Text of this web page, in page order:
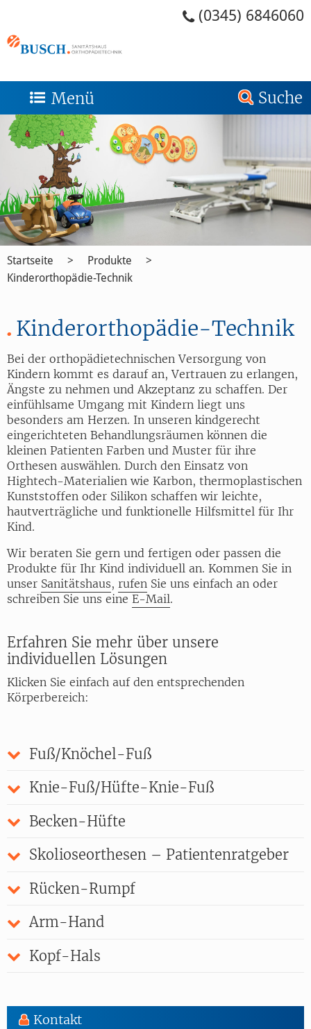
(0345) 6846060
Suche
Menü
Startseite
Produkte
Kinderorthopädie-Technik
Kinderorthopädie-Technik
Bei der orthopädietechnischen Versorgung von
Kindern kommt es darauf an, Vertrauen zu erlangen,
Ängste zu nehmen und Akzeptanz zu schaffen. Der
einfühlsame Umgang mit Kindern liegt uns
besonders am Herzen. In unseren kindgerecht
eingerichteten Behandlungsräumen können die
kleinen Patienten Farben und Muster für ihre
Orthesen auswählen. Durch den Einsatz von
Hightech-Materialien wie Karbon, thermoplastischen
Kunststoffen oder Silikon schaffen wir leichte,
hautverträgliche und funktionelle Hilfsmittel für Ihr
Kind.
Wir beraten Sie gern und fertigen oder passen die
Produkte für Ihr Kind individuell an. Kommen Sie in
unser Sanitätshaus, rufen Sie uns einfach an oder
schreiben Sie uns eine E-Mail.
Erfahren Sie mehr über unsere
individuellen Lösungen
Klicken Sie einfach auf den entsprechenden
Körperbereich:
Fuß/Knöchel-Fuß
Knie-Fuß/Hüfte-Knie-Fuß
Becken-Hüfte
Skolioseorthesen – Patientenratgeber
Rücken-Rumpf
Arm-Hand
Kopf-Hals
Kontakt